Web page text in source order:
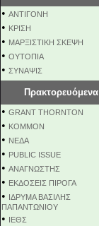
• ΑΝΤΙΓΟΝΗ
• ΚΡΙΣΗ
• ΜΑΡΞΙΣΤΙΚΗ ΣΚΕΨΗ
• ΟΥΤΟΠΙΑ
• ΣΥΝΑΨΙΣ
Πρακτορευόμενα
• GRANT THORNTON
• KOMMON
• NEΔΑ
• PUBLIC ISSUE
• ΑΝΑΓΝΩΣΤΗΣ
• ΕΚΔΟΣΕΙΣ ΠΙΡΟΓΑ
• ΙΔΡΥΜΑ ΒΑΣΙΛΗΣ
ΠΑΠΑΝΤΩΝΙΟΥ
• ΙΕΘΣ